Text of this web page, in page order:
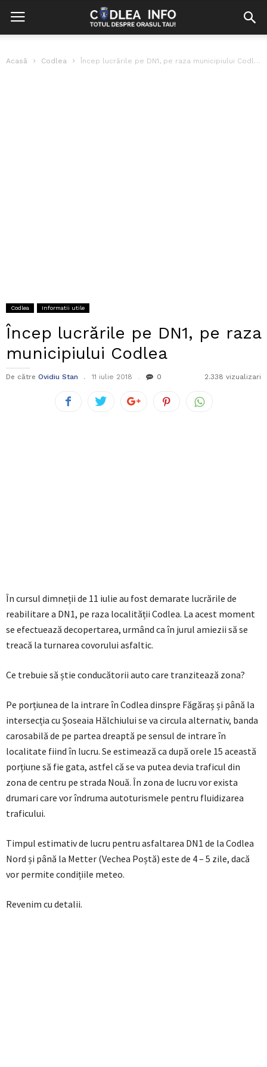
Acasă Codlea Încep lucrările pe DN1, pe raza municipiului Codlea
Codlea Informatii utile
Încep lucrările pe DN1, pe raza
municipiului Codlea
De către Ovidiu Stan 11 iulie 2018 0 2.338 vizualizari
În cursul dimneții de 11 iulie au fost demarate lucrările de
reabilitare a DN1, pe raza localității Codlea. La acest moment
se efectuează decopertarea, urmând ca în jurul amiezii să se
treacă la turnarea covorului asfaltic.
Ce trebuie să știe conducătorii auto care tranzitează zona?
Pe porțiunea de la intrare în Codlea dinspre Făgăraș și până la
intersecția cu Șoseaia Hălchiului se va circula alternativ, banda
carosabilă de pe partea dreaptă pe sensul de intrare în
localitate fiind în lucru. Se estimează ca după orele 15 această
porțiune să fie gata, astfel că se va putea devia traficul din
zona de centru pe strada Nouă. În zona de lucru vor exista
drumari care vor îndruma autoturismele pentru fluidizarea
traficului.
Timpul estimativ de lucru pentru asfaltarea DN1 de la Codlea
Nord și până la Metter (Vechea Poștă) este de 4 – 5 zile, dacă
vor permite condițiile meteo.
Revenim cu detalii.